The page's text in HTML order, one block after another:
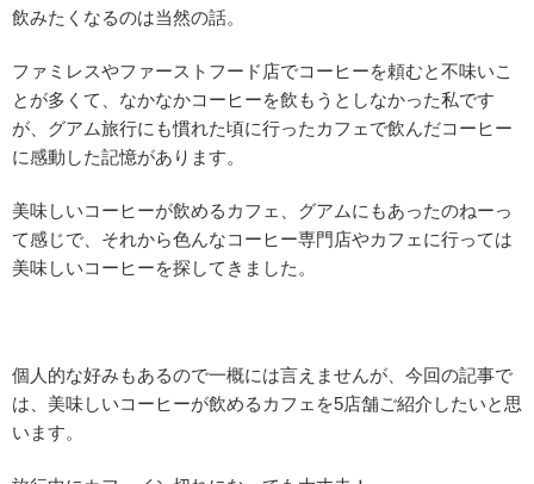
飲みたくなるのは当然の話。
ファミレスやファーストフード店でコーヒーを頼むと不味いこ
とが多くて、なかなかコーヒーを飲もうとしなかった私です
が、グアム旅行にも慣れた頃に行ったカフェで飲んだコーヒー
に感動した記憶があります。
美味しいコーヒーが飲めるカフェ、グアムにもあったのねーっ
て感じで、それから色んなコーヒー専門店やカフェに行っては
美味しいコーヒーを探してきました。
個人的な好みもあるので一概には言えませんが、今回の記事で
は、美味しいコーヒーが飲めるカフェを5店舗ご紹介したいと思
います。